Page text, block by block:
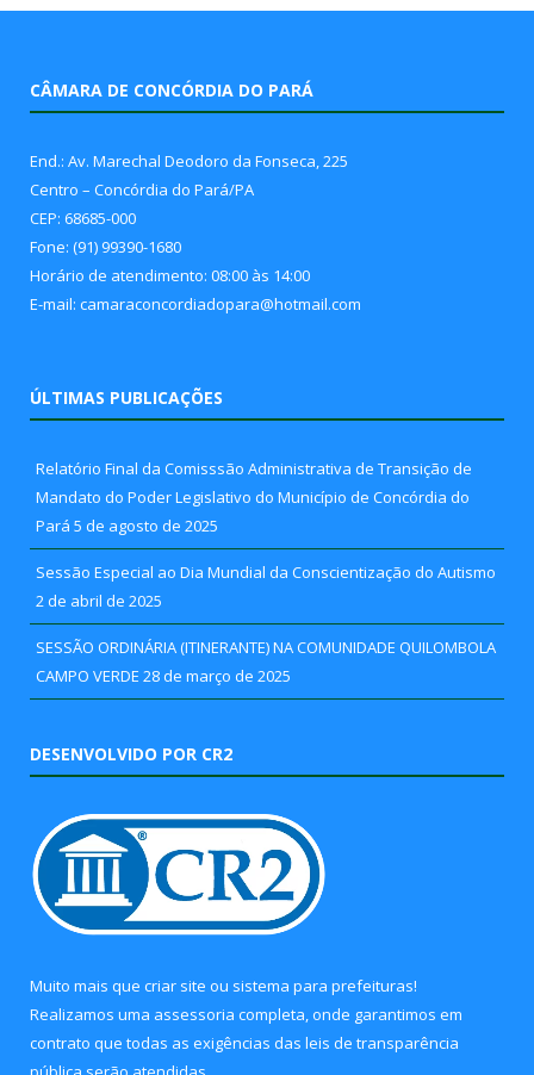
CÂMARA DE CONCÓRDIA DO PARÁ
End.: Av. Marechal Deodoro da Fonseca, 225
Centro – Concórdia do Pará/PA
CEP: 68685-000
Fone: (91) 99390-1680
Horário de atendimento: 08:00 às 14:00
E-mail: camaraconcordiadopara@hotmail.com
ÚLTIMAS PUBLICAÇÕES
Relatório Final da Comisssão Administrativa de Transição de
Mandato do Poder Legislativo do Município de Concórdia do
Pará 5 de agosto de 2025
Sessão Especial ao Dia Mundial da Conscientização do Autismo
2 de abril de 2025
SESSÃO ORDINÁRIA (ITINERANTE) NA COMUNIDADE QUILOMBOLA
CAMPO VERDE 28 de março de 2025
DESENVOLVIDO POR CR2
Muito mais que criar site ou sistema para prefeituras!
Realizamos uma assessoria completa, onde garantimos em
contrato que todas as exigências das leis de transparência